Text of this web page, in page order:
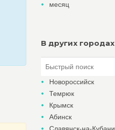
месяц
В других городах
Новороссийск
Темрюк
Крымск
Абинск